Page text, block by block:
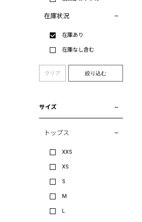
在庫状況
在庫あり
在庫なし含む
クリア 絞り込む
サイズ
トップス
XXS
XS
S
M
L